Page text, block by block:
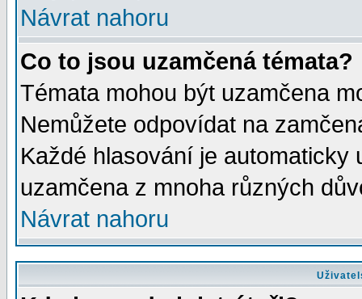
Návrat nahoru
Co to jsou uzamčená témata?
Témata mohou být uzamčena
Nemůžete odpovídat na
Každé hlasování je automaticky
uzamčena z mnoha různých
Návrat nahoru